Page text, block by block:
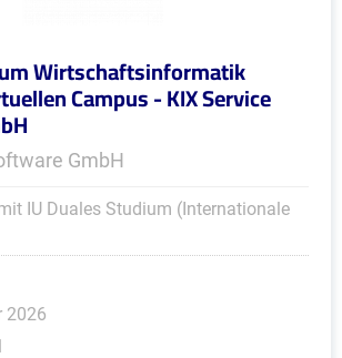
Wirtschaftsinformatik
Campus - KIX Service
GmbH
IU Duales Studium (Internationale
2026